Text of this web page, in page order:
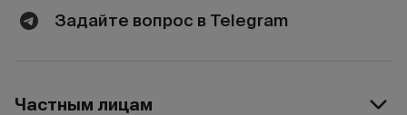
Задайте вопрос в Telegram
Частным лицам